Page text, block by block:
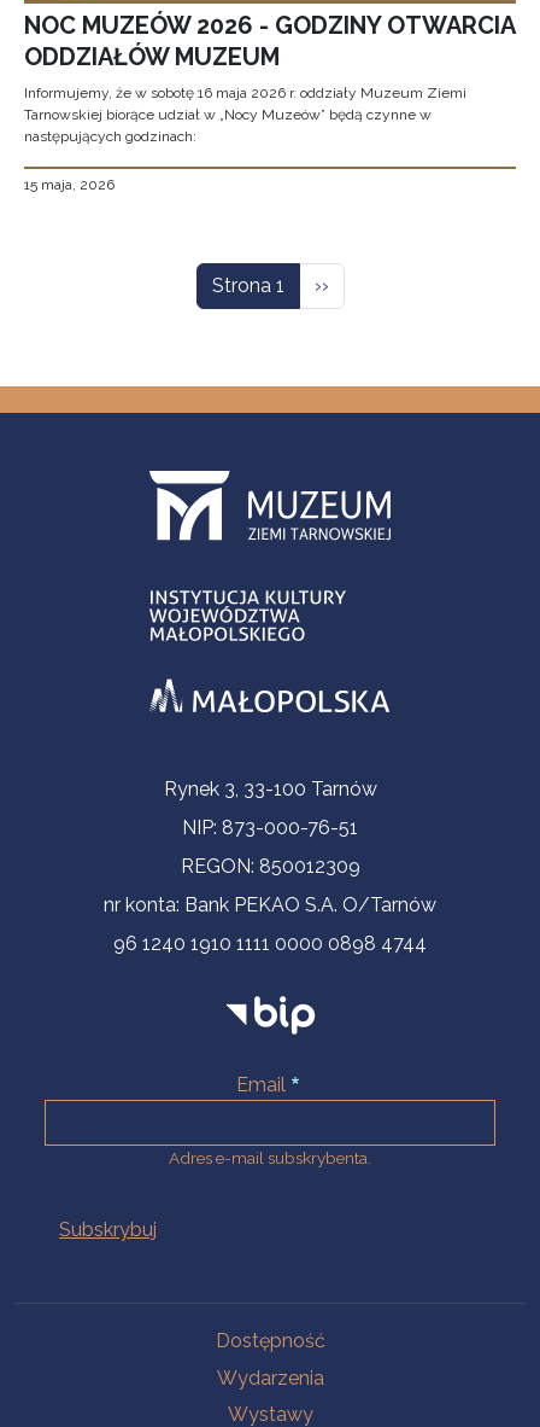
NOC MUZEÓW 2026 - GODZINY OTWARCIA
ODDZIAŁÓW MUZEUM
Informujemy, że w sobotę 16 maja 2026 r. oddziały Muzeum Ziemi
Tarnowskiej biorące udział w „Nocy Muzeów” będą czynne w
następujących godzinach:
15 maja, 2026
Strona 1 Następna strona
››
Informacje kontaktoweRynek 3, 33-100 Tarnów
NIP: 873-000-76-51
REGON: 850012309
nr konta: Bank PEKAO S.A. O/Tarnów
96 1240 1910 1111 0000 0898 4744
Email
Adres e-mail subskrybenta.
Dostępność
Wydarzenia
Wystawy